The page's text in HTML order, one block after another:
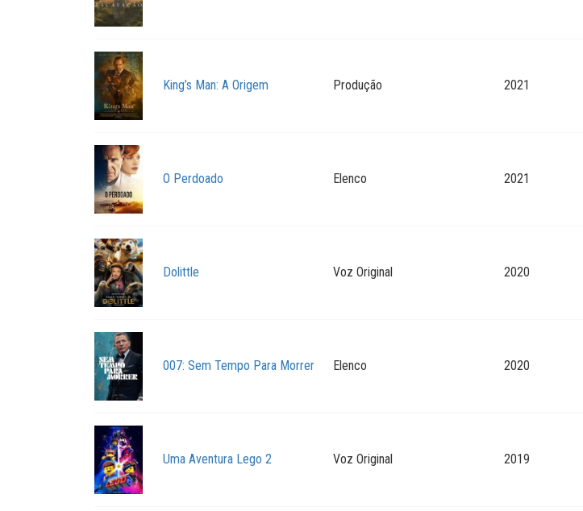
King’s Man: A Origem Produção 2021
O Perdoado Elenco 2021
Dolittle Voz Original 2020
007: Sem Tempo Para Morrer Elenco 2020
Uma Aventura Lego 2 Voz Original 2019